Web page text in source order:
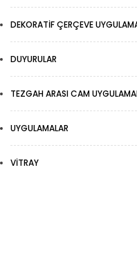
DEKORATIF ÇERÇEVE
DUYURULAR
TEZGAH ARASI CAM
UYGULAMALAR
VITRAY